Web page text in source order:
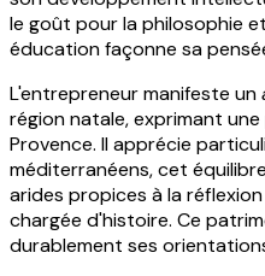
le goût pour la philosophie
éducation façonne sa
L'entrepreneur manifeste un
région natale, exprimant
Provence. Il apprécie
méditerranéens, cet
arides propices à la
chargée d'histoire. Ce
durablement ses